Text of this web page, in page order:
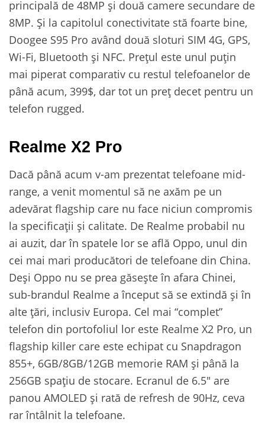
principală de 48MP și două camere secundare de
8MP. Și la capitolul conectivitate stă foarte bine,
Doogee S95 Pro având două sloturi SIM 4G, GPS,
Wi-Fi, Bluetooth și NFC. Prețul este unul puțin
mai piperat comparativ cu restul telefoanelor de
până acum, 399$, dar tot un preț decet pentru un
telefon rugged.
Realme X2 Pro
Dacă până acum v-am prezentat telefoane mid-
range, a venit momentul să ne axăm pe un
adevărat flagship care nu face niciun compromis
la specificații și calitate. De Realme probabil nu
ai auzit, dar în spatele lor se află Oppo, unul din
cei mai mari producători de telefoane din China.
Deși Oppo nu se prea găsește în afara Chinei,
sub-brandul Realme a început să se extindă și în
alte țări, inclusiv Europa. Cel mai “complet”
telefon din portofoliul lor este Realme X2 Pro, un
flagship killer care este echipat cu Snapdragon
855+, 6GB/8GB/12GB memorie RAM și până la
256GB spațiu de stocare. Ecranul de 6.5″ are
panou AMOLED și rată de refresh de 90Hz, ceva
rar întâlnit la telefoane.